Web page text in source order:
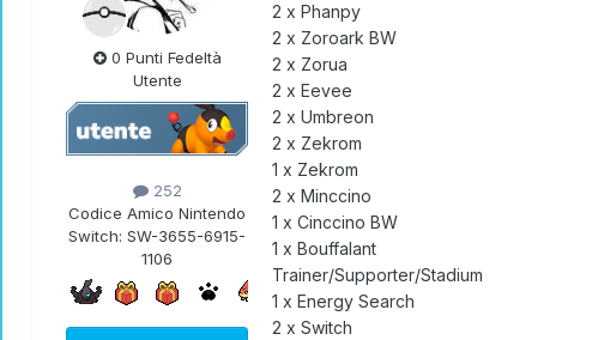
0 Punti Fedeltà
Utente
252
Codice Amico Nintendo
Switch: SW-3655-6915-
1106
2 x Phanpy
2 x Zoroark BW
2 x Zorua
2 x Eevee
2 x Umbreon
2 x Zekrom
1 x Zekrom
2 x Minccino
1 x Cinccino BW
1 x Bouffalant
Trainer/Supporter/Stadium
1 x Energy Search
2 x Switch